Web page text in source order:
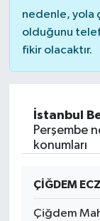
nedenle, yola
olduğunu
fikir olacaktır.
İstanbul
Perşembe
konumları
ÇİĞDEM
Çiğdem